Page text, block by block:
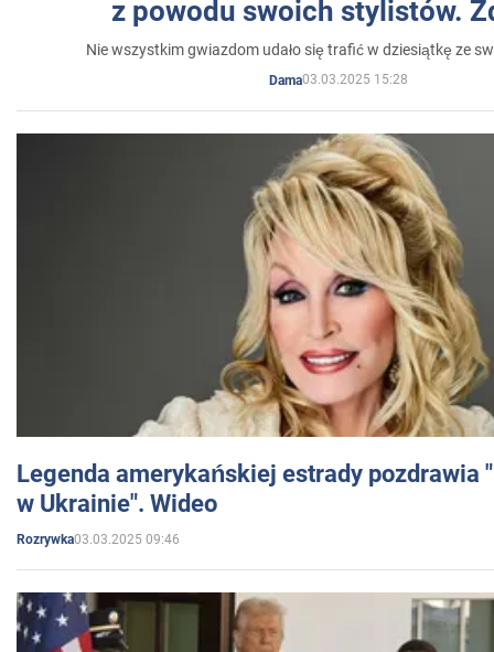
z powodu swoich stylistów.
Nie wszystkim gwiazdom udało się trafić w dziesiątkę ze
Dama03.03.2025 15:28
Legenda amerykańskiej estrady pozdrawia
w Ukrainie". Wideo
Rozrywka03.03.2025 09:46